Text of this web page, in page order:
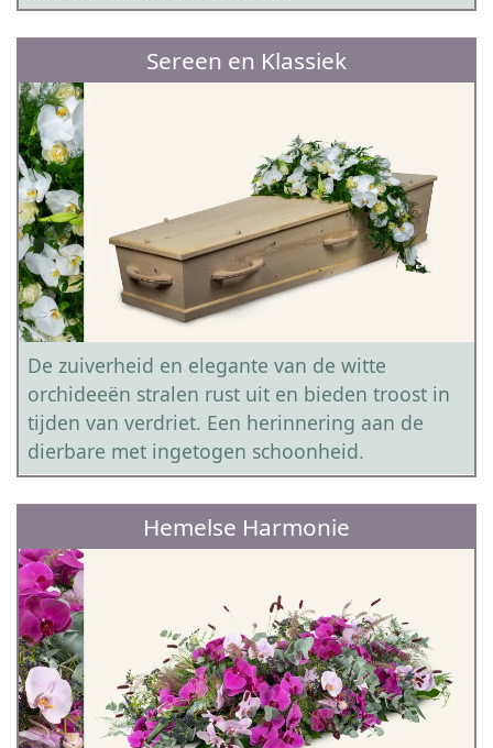
Sereen en Klassiek
De zuiverheid en elegante van de witte
orchideeën stralen rust uit en bieden troost in
tijden van verdriet. Een herinnering aan de
dierbare met ingetogen schoonheid.
Hemelse Harmonie